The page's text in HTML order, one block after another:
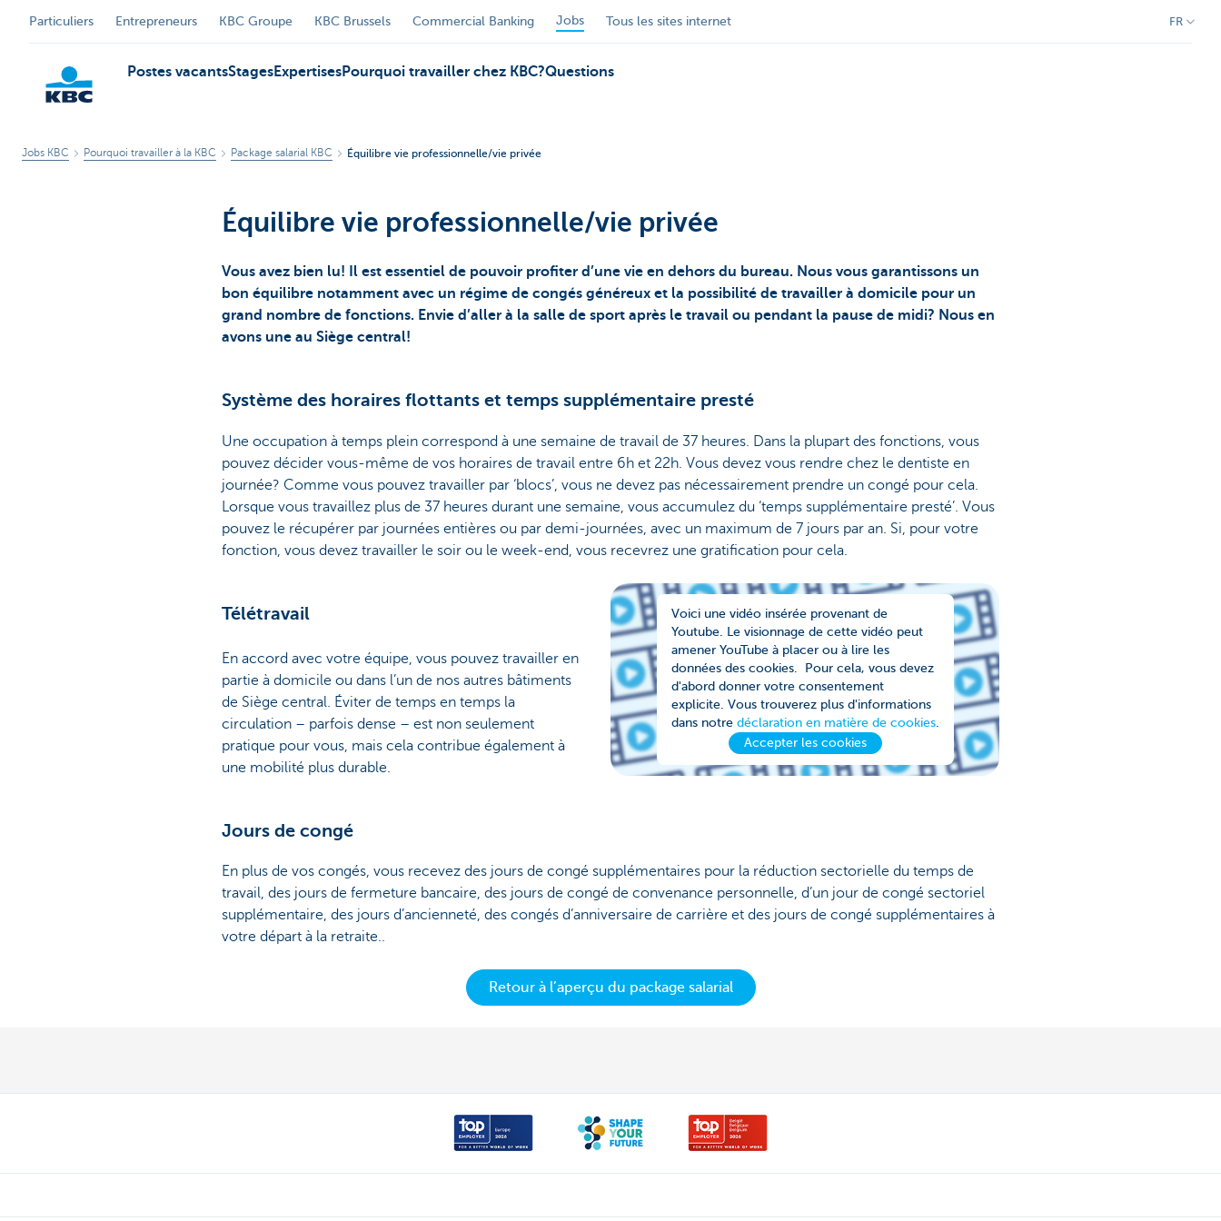
Particuliers Entrepreneurs KBC Groupe KBC Brussels Commercial Banking Jobs Tous les sites internet FR
Postes vacantsStagesExpertisesPourquoi travailler chez KBC?Questions
Jobs KBC Pourquoi travailler à la KBC Package salarial KBC Équilibre vie professionnelle/vie privée
Équilibre vie professionnelle/vie privée
Vous avez bien lu! Il est essentiel de pouvoir profiter d’une vie en dehors du bureau. Nous vous garantissons un
bon équilibre notamment avec un régime de congés généreux et la possibilité de travailler à domicile pour un
grand nombre de fonctions. Envie d’aller à la salle de sport après le travail ou pendant la pause de midi? Nous en
avons une au Siège central!
Système des horaires flottants et temps supplémentaire presté
Une occupation à temps plein correspond à une semaine de travail de 37 heures. Dans la plupart des fonctions, vous
pouvez décider vous-même de vos horaires de travail entre 6h et 22h. Vous devez vous rendre chez le dentiste en
journée? Comme vous pouvez travailler par ‘blocs’, vous ne devez pas nécessairement prendre un congé pour cela.
Lorsque vous travaillez plus de 37 heures durant une semaine, vous accumulez du ‘temps supplémentaire presté’. Vous
pouvez le récupérer par journées entières ou par demi-journées, avec un maximum de 7 jours par an. Si, pour votre
fonction, vous devez travailler le soir ou le week-end, vous recevrez une gratification pour cela.
Voici une vidéo insérée provenant de
Youtube. Le visionnage de cette vidéo peut
amener YouTube à placer ou à lire les
données des cookies. Pour cela, vous devez
d'abord donner votre consentement
explicite. Vous trouverez plus d'informations
dans notre déclaration en matière de cookies.
Accepter les cookies
Télétravail
En accord avec votre équipe, vous pouvez travailler en
partie à domicile ou dans l’un de nos autres bâtiments
de Siège central. Éviter de temps en temps la
circulation – parfois dense – est non seulement
pratique pour vous, mais cela contribue également à
une mobilité plus durable.
Jours de congé
En plus de vos congés, vous recevez des jours de congé supplémentaires pour la réduction sectorielle du temps de
travail, des jours de fermeture bancaire, des jours de congé de convenance personnelle, d’un jour de congé sectoriel
supplémentaire, des jours d’ancienneté, des congés d’anniversaire de carrière et des jours de congé supplémentaires à
votre départ à la retraite..
Retour à l’aperçu du package salarial